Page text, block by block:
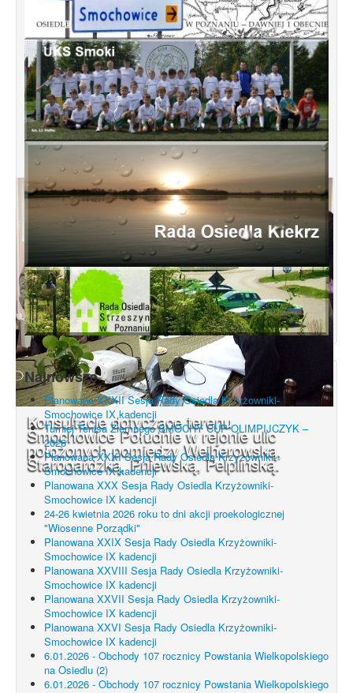
Konsultacje dotyczące terenu
Smochowice Południe w rejonie ulic
położonych pomiędzy Wejherowską,
Starogardzką, Pniewską, Pelplińską.
Najnowsze
Planowana XXXII Sesja Rady Osiedla Krzyżowniki-
Smochowice IX kadencji
Turniej Tenisa Ziemnego SMOCHY CUP OLIMPIJCZYK –
2026
Planowana XXXI Sesja Rady Osiedla Krzyżowniki-
Smochowice IX kadencji
Planowana XXX Sesja Rady Osiedla Krzyżowniki-
Smochowice IX kadencji
24-26 kwietnia 2026 roku to dni akcji proekologicznej
"Wiosenne Porządki"
Planowana XXIX Sesja Rady Osiedla Krzyżowniki-
Smochowice IX kadencji
Planowana XXVIII Sesja Rady Osiedla Krzyżowniki-
Smochowice IX kadencji
Planowana XXVII Sesja Rady Osiedla Krzyżowniki-
Smochowice IX kadencji
Planowana XXVI Sesja Rady Osiedla Krzyżowniki-
Smochowice IX kadencji
6.01.2026 - Obchody 107 rocznicy Powstania Wielkopolskiego
na Osiedlu (2)
6.01.2026 - Obchody 107 rocznicy Powstania Wielkopolskiego